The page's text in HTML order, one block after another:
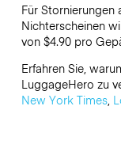
Für Stornierungen
Nichterscheinen
von $4.90 pro
Erfahren Sie,
LuggageHero zu
New York Times,